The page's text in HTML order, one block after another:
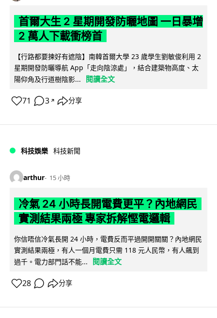
首爾大生 2 星期開發防曬地圖 一日暴增
2 萬人下載衝榜首
【行路都要揀好有遮陰】南韓首爾大學 23 歲學生劉敏俊利用 2
星期開發防曬導航 App「走向陰涼處」，結合建築物高度、太
陽仰角及行道樹陰影...
閱讀全文
71 3 ↗ 分享
科技娛樂 科技新聞
arthur 15 小時
冷氣 24 小時長開電費更平？內地網民
實測結果兩極 專家拆解慳電邏輯
你信唔信冷氣長開 24 小時，電費反而平過開開關關？內地網民
實測結果兩極，有人一個月電費只需 118 元人民幣，有人飆到
過千。電力部門話不能...
閱讀全文
28 分享